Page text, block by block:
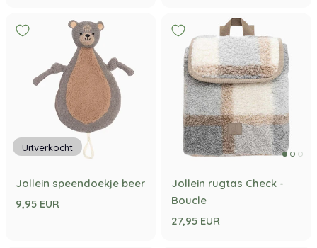
Uitverkocht
Jollein speendoekje beer
9,95 EUR
Jollein rugtas Check -
Boucle
27,95 EUR